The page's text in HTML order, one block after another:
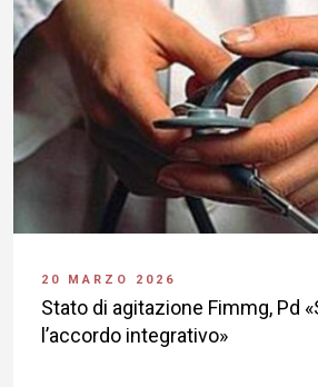
20 MARZO 2026
Stato di agitazione Fimmg, Pd
l’accordo integrativo»